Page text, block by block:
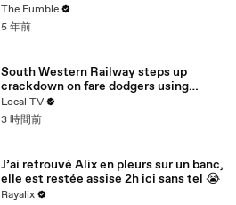
Coming Out As An Anti-Masker
The Fumble
5 年前
South Western Railway steps up
crackdown on fare dodgers using
ticket loophole
Local TV
3 時間前
J’ai retrouvé Alix en pleurs sur un banc,
elle est restée assise 2h ici sans tel 😭
Rayalix